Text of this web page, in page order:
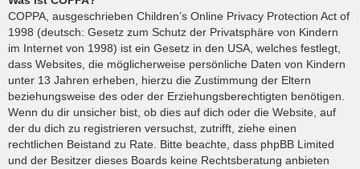
COPPA, ausgeschrieben Children’s Online Privacy Protection Act of
1998 (deutsch: Gesetz zum Schutz der Privatsphäre von Kindern
im Internet von 1998) ist ein Gesetz in den USA, welches festlegt,
dass Websites, die möglicherweise persönliche Daten von Kindern
unter 13 Jahren erheben, hierzu die Zustimmung der Eltern
beziehungsweise des oder der Erziehungsberechtigten benötigen.
Wenn du dir unsicher bist, ob dies auf dich oder die Website, auf
der du dich zu registrieren versuchst, zutrifft, ziehe einen
rechtlichen Beistand zu Rate. Bitte beachte, dass phpBB Limited
und der Besitzer dieses Boards keine Rechtsberatung anbieten